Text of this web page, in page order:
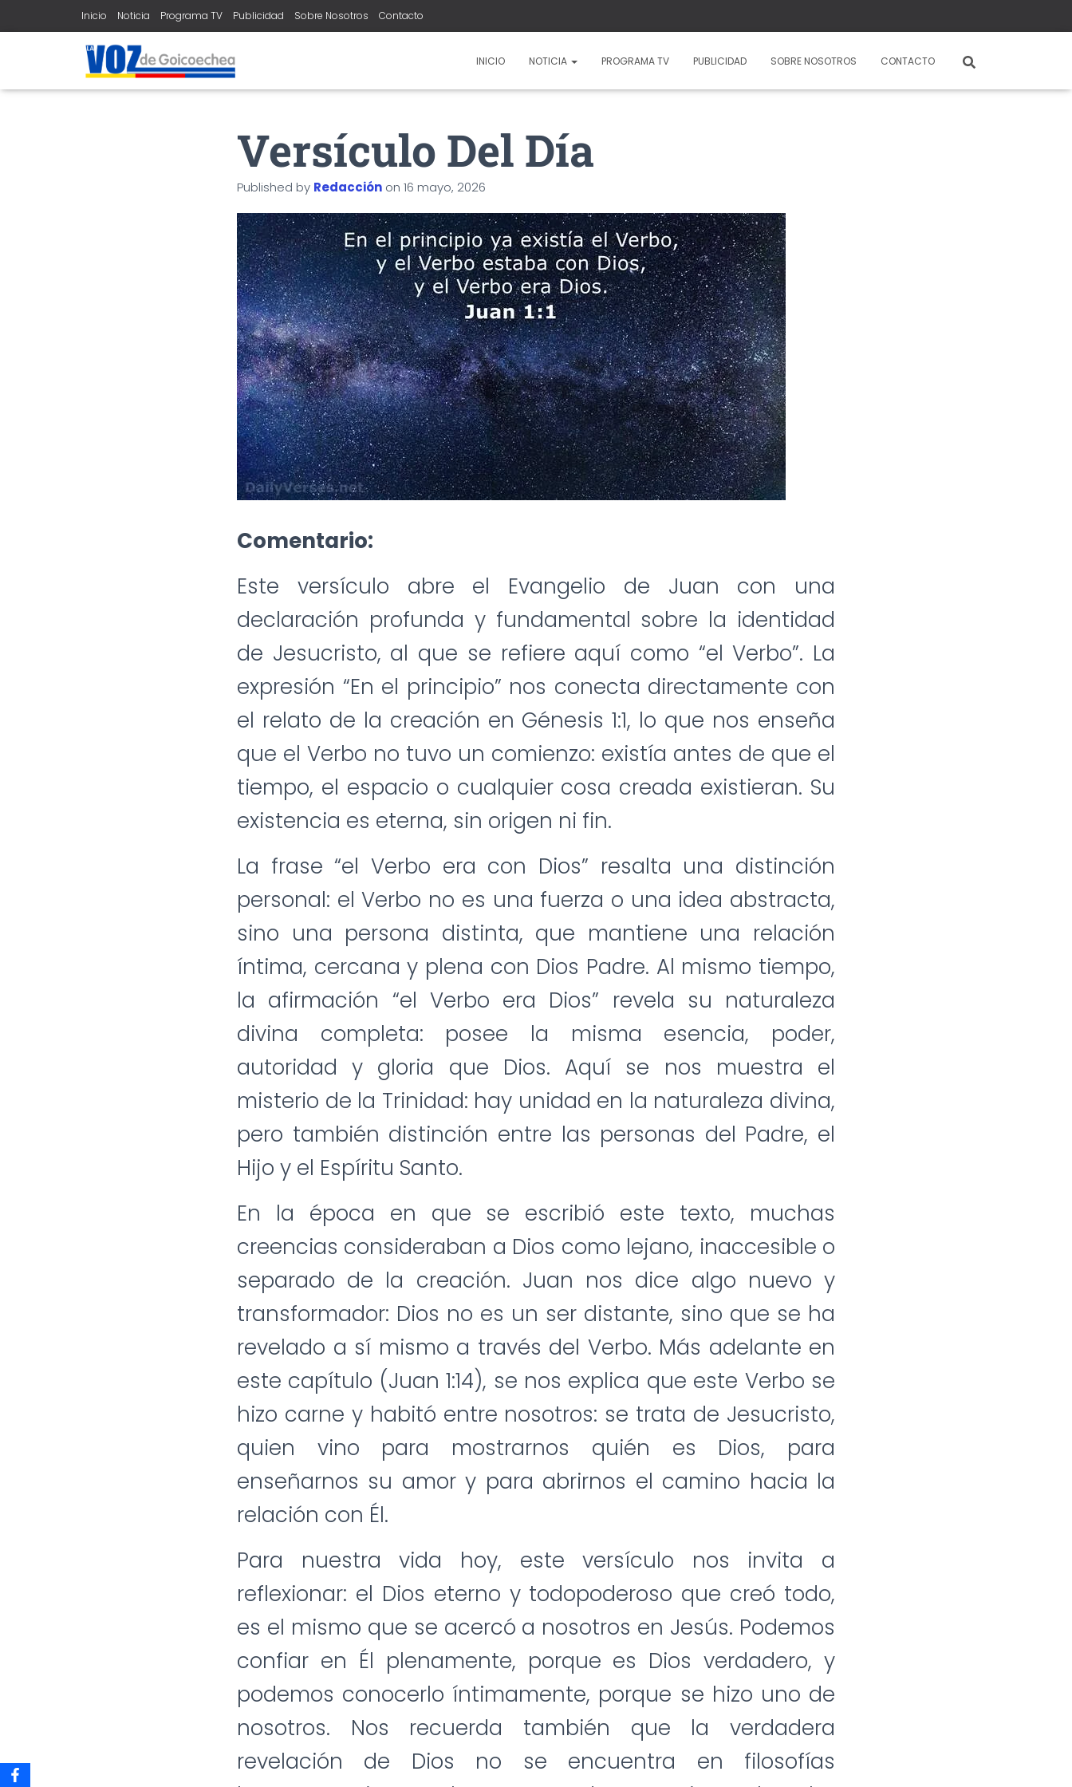
Inicio Noticia Programa TV Publicidad Sobre Nosotros Contacto
INICIO NOTICIA PROGRAMA TV PUBLICIDAD SOBRE NOSOTROS CONTACTO
Versículo Del Día
Published by Redacción on 16 mayo, 2026
Comentario:
Este versículo abre el Evangelio de Juan con una
declaración profunda y fundamental sobre la identidad
de Jesucristo, al que se refiere aquí como “el Verbo”. La
expresión “En el principio” nos conecta directamente con
el relato de la creación en Génesis 1:1, lo que nos enseña
que el Verbo no tuvo un comienzo: existía antes de que el
tiempo, el espacio o cualquier cosa creada existieran. Su
existencia es eterna, sin origen ni fin.
La frase “el Verbo era con Dios” resalta una distinción
personal: el Verbo no es una fuerza o una idea abstracta,
sino una persona distinta, que mantiene una relación
íntima, cercana y plena con Dios Padre. Al mismo tiempo,
la afirmación “el Verbo era Dios” revela su naturaleza
divina completa: posee la misma esencia, poder,
autoridad y gloria que Dios. Aquí se nos muestra el
misterio de la Trinidad: hay unidad en la naturaleza divina,
pero también distinción entre las personas del Padre, el
Hijo y el Espíritu Santo.
En la época en que se escribió este texto, muchas
creencias consideraban a Dios como lejano, inaccesible o
separado de la creación. Juan nos dice algo nuevo y
transformador: Dios no es un ser distante, sino que se ha
revelado a sí mismo a través del Verbo. Más adelante en
este capítulo (Juan 1:14), se nos explica que este Verbo se
hizo carne y habitó entre nosotros: se trata de Jesucristo,
quien vino para mostrarnos quién es Dios, para
enseñarnos su amor y para abrirnos el camino hacia la
relación con Él.
Para nuestra vida hoy, este versículo nos invita a
reflexionar: el Dios eterno y todopoderoso que creó todo,
es el mismo que se acercó a nosotros en Jesús. Podemos
confiar en Él plenamente, porque es Dios verdadero, y
podemos conocerlo íntimamente, porque se hizo uno de
nosotros. Nos recuerda también que la verdadera
revelación de Dios no se encuentra en filosofías